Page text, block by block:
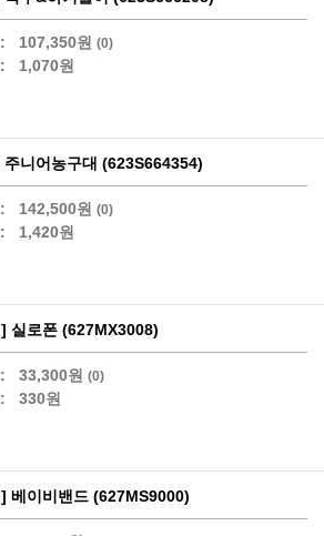
107,350원 (0)
1,070원
니어농구대 (623S664354)
142,500원 (0)
1,420원
실로폰 (627MX3008)
33,300원 (0)
330원
베이비밴드 (627MS9000)